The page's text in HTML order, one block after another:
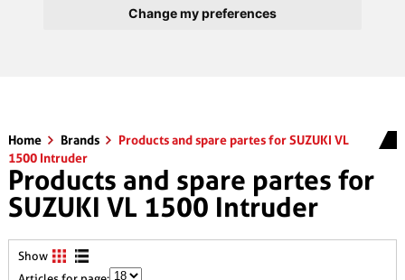
Change my preferences
Home Brands
Products and spare partes for SUZUKI VL
1500 Intruder
Products and spare partes for
SUZUKI VL 1500 Intruder
Show